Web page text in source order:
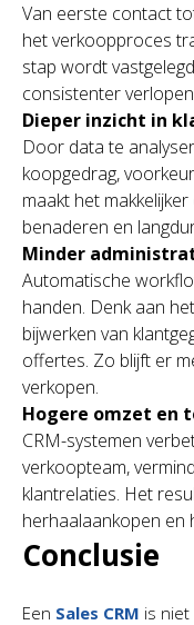
Van eerste contact
het verkoopproces
stap wordt
consistenter
Dieper inzicht in
Door data te
koopgedrag,
maakt het
benaderen en
Minder
Automatische
handen. Denk aan
bijwerken van
offertes. Zo blijft er
verkopen.
Hogere omzet en
CRM-systemen
verkoopteam,
klantrelaties. Het
herhaalaankopen en
Conclusie
Een Sales CRM is niet